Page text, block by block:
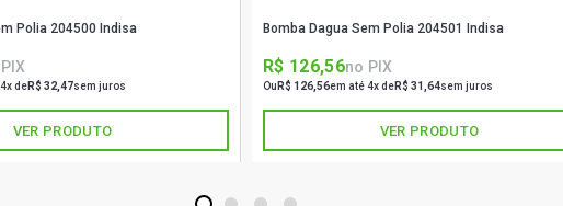
Polia 204500 Indisa
deR$ 32,47sem juros
VER PRODUTO
Bomba Dagua Sem Polia 204501 Indisa
R$ 126,56no PIX
Ou R$ 126,56em até 4x deR$ 31,64sem juros
VER PRODUTO